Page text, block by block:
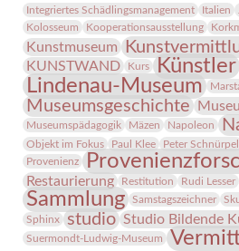
Integriertes Schädlingsmanagement
Italien
Kolosseum
Kooperationsausstellung
Kunstmuseum
KUNSTWAND Kurs Künstler
Lindenau-Museum
Museumsgeschichte
Museumspädagogik Mäzen Napoleon
Objekt im Fokus
Paul Klee Peter Schnürpel
Provenienz
Restaurierung Restitution Rudi Lesser
Sammlung Samstagszeichner
Sphinx
studio Studio Bildende
Suermondt-Ludwig-Museum